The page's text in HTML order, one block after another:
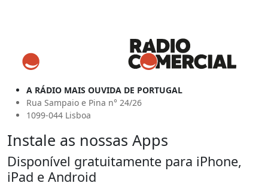
A RÁDIO MAIS OUVIDA DE PORTUGAL
Rua Sampaio e Pina n° 24/26
1099-044 Lisboa
Instale as nossas Apps
Disponível gratuitamente para iPhone,
iPad e Android